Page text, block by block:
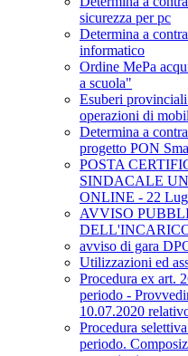
sicurezza per pc
Determina a
informatico
Ordine MePa
a scuola"
Esuberi
operazioni di
Determina a
progetto PON
POSTA
SINDACALE
ONLINE - 22
AVVISO
avviso di gara
Utilizzazioni ed
Procedura ex art.
periodo -
10.07.2020
Procedura
periodo.